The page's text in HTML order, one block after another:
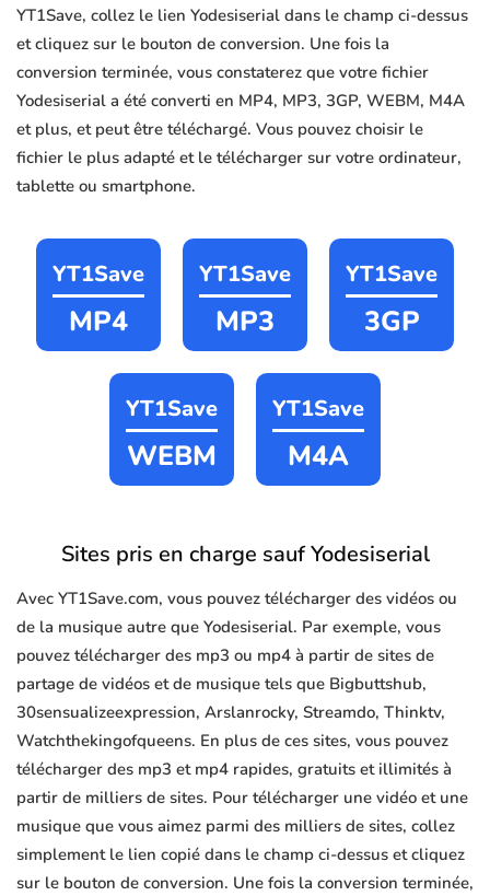
YT1Save, collez le lien Yodesiserial dans le champ ci-dessus
et cliquez sur le bouton de conversion. Une fois la
conversion terminée, vous constaterez que votre fichier
Yodesiserial a été converti en MP4, MP3, 3GP, WEBM, M4A
et plus, et peut être téléchargé. Vous pouvez choisir le
fichier le plus adapté et le télécharger sur votre ordinateur,
tablette ou smartphone.
YT1Save
MP4
YT1Save
MP3
YT1Save
3GP
YT1Save
WEBM
YT1Save
M4A
Sites pris en charge sauf Yodesiserial
Avec YT1Save.com, vous pouvez télécharger des vidéos ou
de la musique autre que Yodesiserial. Par exemple, vous
pouvez télécharger des mp3 ou mp4 à partir de sites de
partage de vidéos et de musique tels que Bigbuttshub,
30sensualizeexpression, Arslanrocky, Streamdo, Thinktv,
Watchthekingofqueens. En plus de ces sites, vous pouvez
télécharger des mp3 et mp4 rapides, gratuits et illimités à
partir de milliers de sites. Pour télécharger une vidéo et une
musique que vous aimez parmi des milliers de sites, collez
simplement le lien copié dans le champ ci-dessus et cliquez
sur le bouton de conversion. Une fois la conversion terminée,